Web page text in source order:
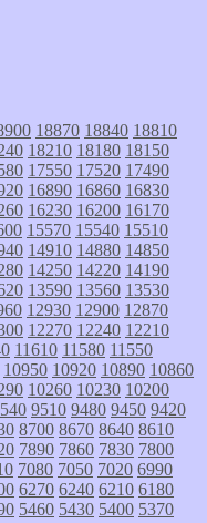
18870 18840 18810
18210 18180 18150
17550 17520 17490
16890 16860 16830
16230 16200 16170
15570 15540 15510
14910 14880 14850
14250 14220 14190
13590 13560 13530
12930 12900 12870
12270 12240 12210
11610 11580 11550
10950 10920 10890 10860
10260 10230 10200
9510 9480 9450 9420
8700 8670 8640 8610
7890 7860 7830 7800
7080 7050 7020 6990
6270 6240 6210 6180
5460 5430 5400 5370